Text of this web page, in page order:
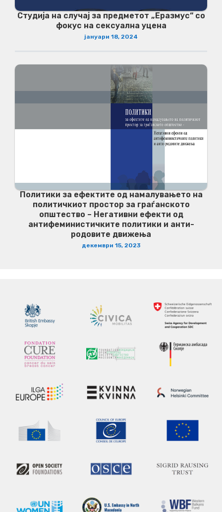
Студија на случај за предметот „Еразмус“ со
фокус на сексуална уцена
јануари 18, 2024
Политики за ефектите од намалувањето на
политичкиот простор за граѓанското
општество – Негативни ефекти од
антифеминистичките политики и анти-
родовите движења
декември 15, 2023